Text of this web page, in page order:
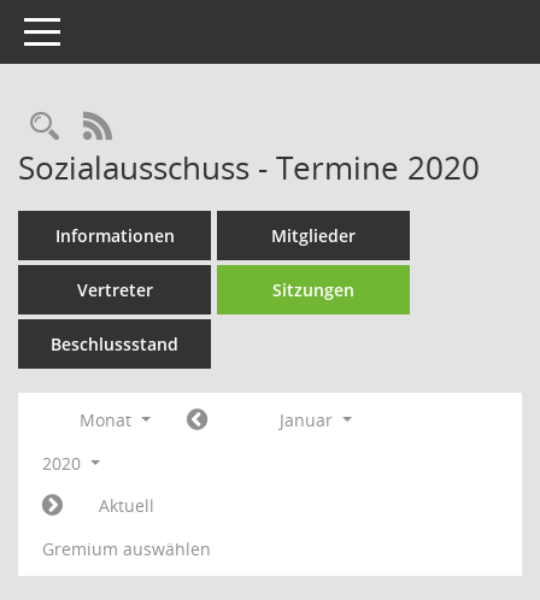
Toggle navigation
Rechercheauswahl
RSS-Feed
Sozialausschuss - Termine 2020
Informationen Mitglieder
Vertreter Sitzungen
Beschlussstand
Monat
Januar
2020
Aktuell
Gremium auswählen